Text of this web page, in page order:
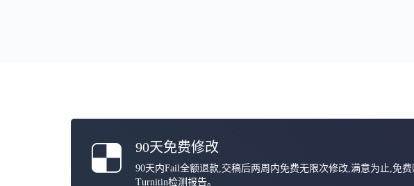
90天免费修改
90天内Fail全额退款,交稿后两周内免费无限次修改,满意为止,免费
Turnitin检测报告。